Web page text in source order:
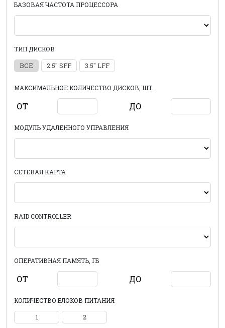
БАЗОВАЯ ЧАСТОТА ПРОЦЕССОРА
ТИП ДИСКОВ
ВСЕ 2.5" SFF 3.5" LFF
МАКСИМАЛЬНОЕ КОЛИЧЕСТВО ДИСКОВ, ШТ.
ОТ ДО
МОДУЛЬ УДАЛЕННОГО УПРАВЛЕНИЯ
СЕТЕВАЯ КАРТА
RAID CONTROLLER
ОПЕРАТИВНАЯ ПАМЯТЬ, ГБ
ОТ ДО
КОЛИЧЕСТВО БЛОКОВ ПИТАНИЯ
1 2